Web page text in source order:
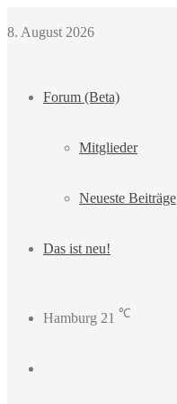
8. August 2026
Forum (Beta)
Mitglieder
Neueste Beiträge
Das ist neu!
Hamburg 21 ℃